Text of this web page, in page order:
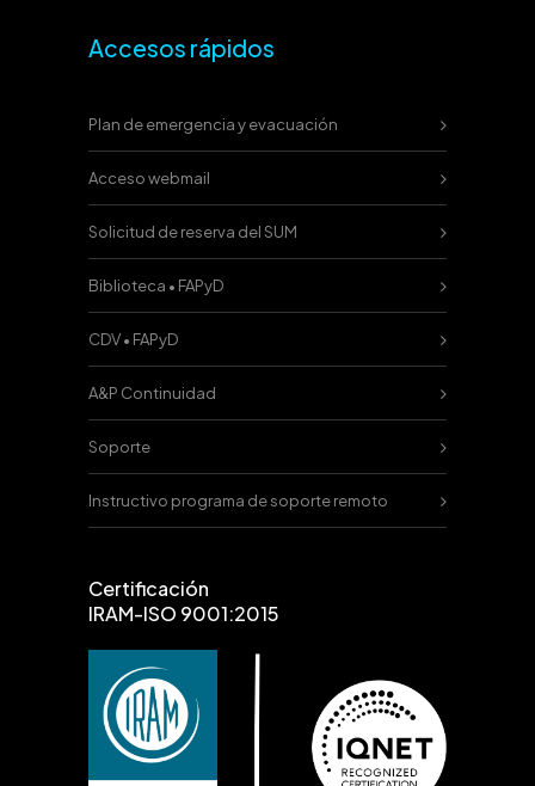
Accesos rápidos
Plan de emergencia y evacuación
Acceso webmail
Solicitud de reserva del SUM
Biblioteca • FAPyD
CDV • FAPyD
A&P Continuidad
Soporte
Instructivo programa de soporte remoto
Certificación
IRAM-ISO 9001:2015